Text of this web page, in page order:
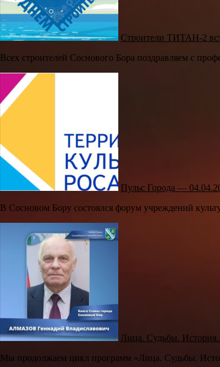
Строители ТИТАН-2
Всех строителей Соснового Бора поздравляем с
Пульс Города —
В Сосновом Бору состоялся форум учреждений
Лица. Судьбы.
Мы продолжаем цикл программ «Лица. Судьбы.